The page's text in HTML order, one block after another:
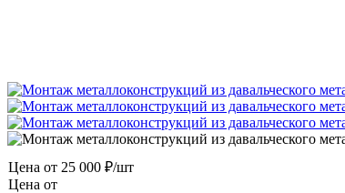
Цена от 25 000 ₽/шт
Цена от